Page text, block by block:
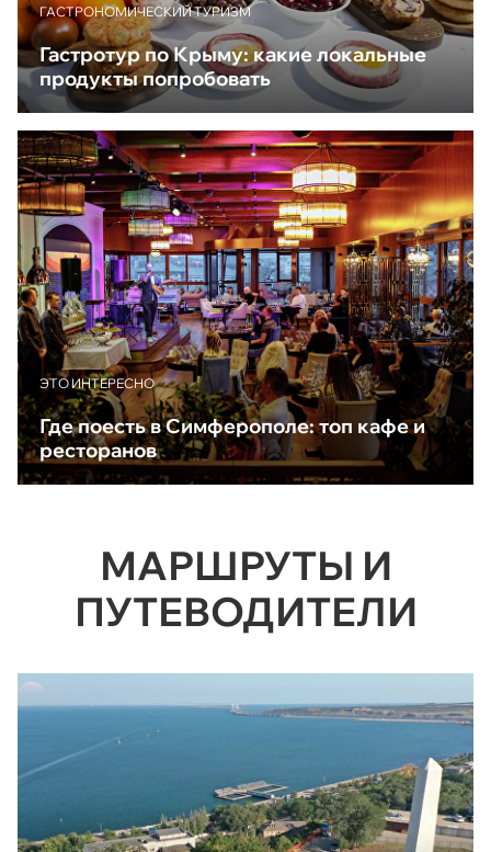
ГАСТРОНОМИЧЕСКИЙ ТУРИЗМ
Гастротур по Крыму: какие локальные
продукты попробовать
ЭТО ИНТЕРЕСНО
Где поесть в Симферополе: топ кафе и
ресторанов
МАРШРУТЫ И
ПУТЕВОДИТЕЛИ